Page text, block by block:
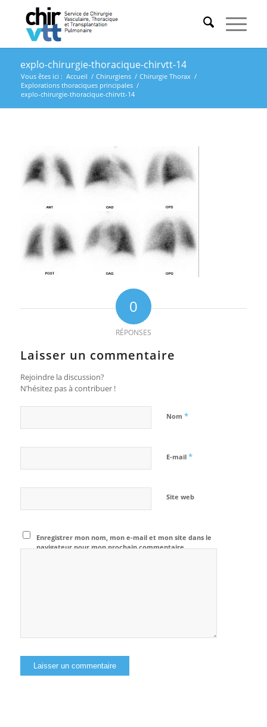
explo-chirurgie-thoracique-chirvtt-14
Vous êtes ici : Accueil / Chirurgiens / Chirurgie Thorax /
Explorations thoraciques principales /
explo-chirurgie-thoracique-chirvtt-14
0
RÉPONSES
Laisser un commentaire
Rejoindre la discussion?
N’hésitez pas à contribuer !
Nom *
E-mail *
Site web
Enregistrer mon nom, mon e-mail et mon site dans le
navigateur pour mon prochain commentaire.